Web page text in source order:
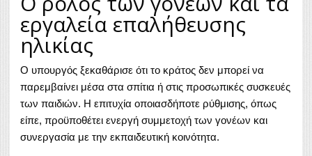
εργαλεία επαλήθευσης
ηλικίας
Ο υπουργός ξεκαθάρισε ότι το κράτος δεν μπορεί να
παρεμβαίνει μέσα στα σπίτια ή στις προσωπικές συσκευές
των παιδιών. Η επιτυχία οποιασδήποτε ρύθμισης, όπως
είπε, προϋποθέτει ενεργή συμμετοχή των γονέων και
συνεργασία με την εκπαιδευτική κοινότητα.